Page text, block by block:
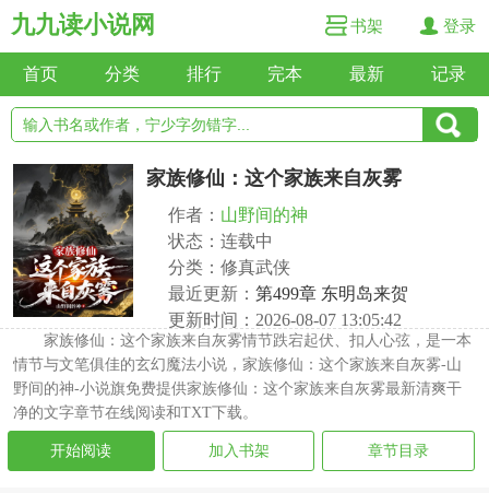
九九读小说网 书架 登录
首页 分类 排行 完本 最新 记录
家族修仙：这个家族来自灰雾
作者： 山野间的神
状态：连载中
分类：修真武侠
最近更新： 第499章 东明岛来贺
更新时间：2026-08-07 13:05:42
家族修仙：这个家族来自灰雾情节跌宕起伏、扣人心弦，是一本
情节与文笔俱佳的玄幻魔法小说，家族修仙：这个家族来自灰雾-山
野间的神-小说旗免费提供家族修仙：这个家族来自灰雾最新清爽干
净的文字章节在线阅读和TXT下载。
开始阅读 加入书架 章节目录